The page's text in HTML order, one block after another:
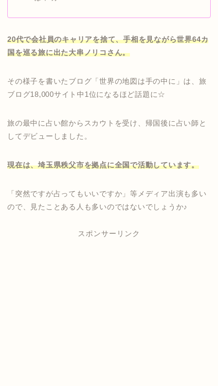
20代で会社員のキャリアを捨て、手相を見ながら世界64カ
国を巡る旅に出た大串ノリコさん。
その様子を書いたブログ「世界の地図は手の中に」は、旅
ブログ18,000サイト中1位になるほど話題に☆
旅の最中に占い館からスカウトを受け、帰国後に占い師と
してデビューしました。
現在は、埼玉県秩父市を拠点に全国で活動しています。
「突然ですが占ってもいいですか」等メディア出演も多い
ので、見たことある人も多いのではないでしょうか♪
スポンサーリンク